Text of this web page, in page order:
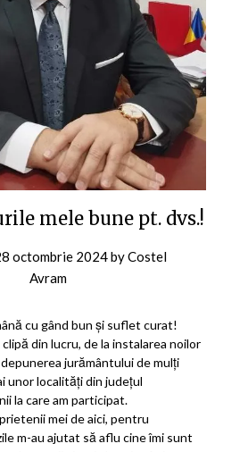
mele bune pt. dvs.!
octombrie 2024byCostel
Avram
cu gând bun și suflet curat!
din lucru, de la instalarea noilor
jurământului de mulți
unor localități din județul
la care am participat.
mei de aici, pentru
m-au ajutat să aflu cine îmi sunt